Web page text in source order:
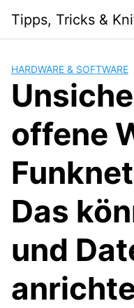
content
Tipps, Tricks &
HARDWARE & SOFTWARE
offene
Das
und